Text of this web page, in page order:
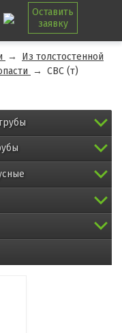
Оставить
заявку
→
Из толстостенной
→ СВС (т)